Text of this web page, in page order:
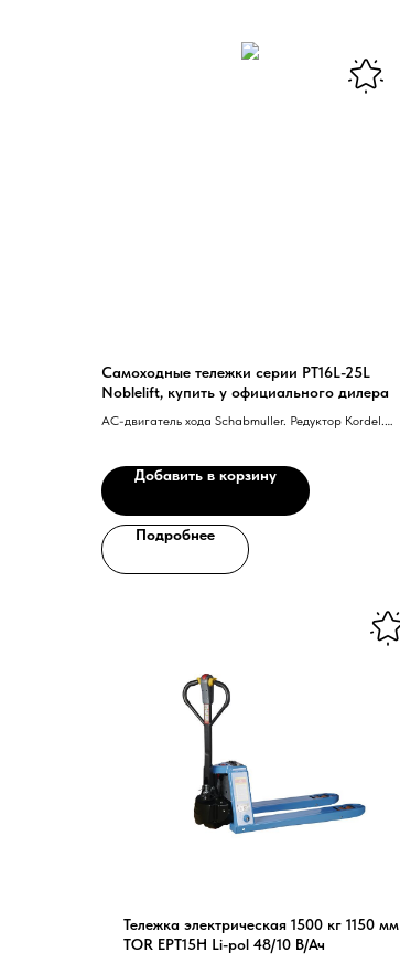
Самоходные тележки серии PT16L-25L
Noblelift, купить у официального дилера
АС-двигатель хода Schabmuller. Редуктор Kordel.
управления Rema с технологией CAN-BUS.
Датчики Pepperl+Fuchs. Гидравлическа
Добавить в корзину
Подробнее
Тележка электрическая 1500 кг 1150 мм
TOR EPT15H Li-pol 48/10 В/Ач